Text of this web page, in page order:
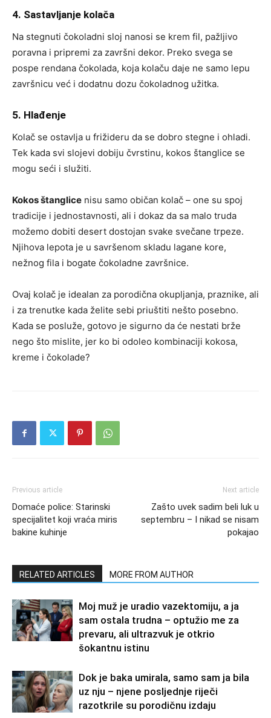
4. Sastavljanje kolača
Na stegnuti čokoladni sloj nanosi se krem fil, pažljivo
poravna i pripremi za završni dekor. Preko svega se
pospe rendana čokolada, koja kolaču daje ne samo lepu
završnicu već i dodatnu dozu čokoladnog užitka.
5. Hlađenje
Kolač se ostavlja u frižideru da se dobro stegne i ohladi.
Tek kada svi slojevi dobiju čvrstinu, kokos štanglice se
mogu seći i služiti.
Kokos štanglice nisu samo običan kolač – one su spoj
tradicije i jednostavnosti, ali i dokaz da sa malo truda
možemo dobiti desert dostojan svake svečane trpeze.
Njihova lepota je u savršenom skladu lagane kore,
nežnog fila i bogate čokoladne završnice.
Ovaj kolač je idealan za porodična okupljanja, praznike, ali
i za trenutke kada želite sebi priuštiti nešto posebno.
Kada se posluže, gotovo je sigurno da će nestati brže
nego što mislite, jer ko bi odoleo kombinaciji kokosa,
kreme i čokolade?
Previous article
Domaće police: Starinski
specijalitet koji vraća miris
bakine kuhinje
Next article
Zašto uvek sadim beli luk u
septembru – I nikad se nisam
pokajao
RELATED ARTICLES MORE FROM AUTHOR
Moj muž je uradio vazektomiju, a ja
sam ostala trudna – optužio me za
prevaru, ali ultrazvuk je otkrio
šokantnu istinu
Dok je baka umirala, samo sam ja bila
uz nju – njene posljednje riječi
razotkrile su porodičnu izdaju